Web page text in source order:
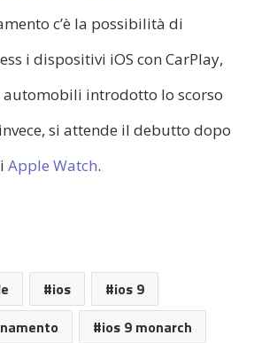
c’è la possibilità di
i dispositivi iOS con CarPlay,
automobili introdotto lo scorso
si attende il debutto dopo
Apple Watch.
ios
ios 9
ios 9 monarch